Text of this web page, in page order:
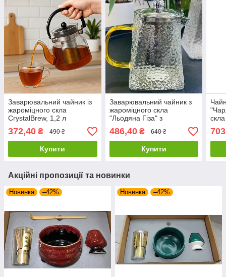
Заварювальний чайник із
жароміцного скла
CrystalBrew, 1,2 л
372,40 ₴ 490 ₴
Купити
Заварювальний чайник з
жароміцного скла
"Льодяна Гіза" з
металевим ситечком
486,40₴ 640 ₴
Купити
скла
703
Акційні пропозиції та новинки
Новинка –42% Новинка –42%